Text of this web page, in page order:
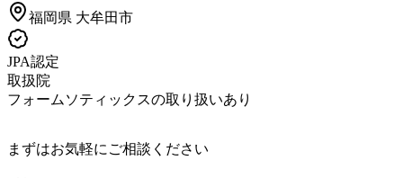
福岡県 大牟田市
JPA認定
取扱院
フォームソティックスの取り扱いあり
まずはお気軽にご相談ください